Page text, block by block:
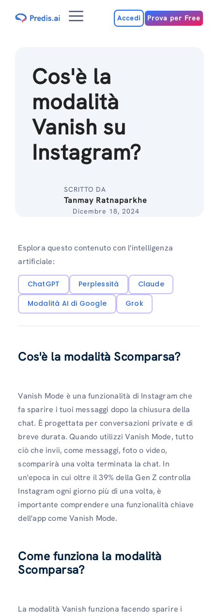
MenuAccedi Prova per Free
Cos'è la
modalità
Vanish su
Instagram?
SCRITTO DA
Tanmay Ratnaparkhe
Dicembre 18, 2024
Esplora questo contenuto con l'intelligenza
artificiale:
ChatGPT Perplessità
Claude
Modalità AI di Google
Grok
Cos'è la modalità Scomparsa?
Vanish Mode è una funzionalità di Instagram che
fa sparire i tuoi messaggi dopo la chiusura della
chat. È progettata per conversazioni private e di
breve durata. Quando utilizzi Vanish Mode, tutto
ciò che invii, come messaggi, foto o video,
scomparirà una volta terminata la chat. In
un'epoca in cui oltre il 39% della Gen Z controlla
Instagram ogni giorno più di una volta, è
importante comprendere una funzionalità chiave
dell'app come Vanish Mode.
Come funziona la modalità
Scomparsa?
La modalità Vanish funziona facendo sparire i